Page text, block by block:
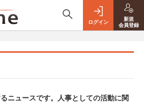
ログイン
新規
会員登録
ニュースです。人事としての活動に関